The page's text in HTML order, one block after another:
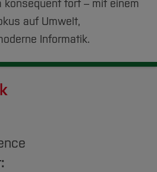
Hochschule
Hochschule
konsequent fort – mit einem
auf Umwelt,
Informatik.